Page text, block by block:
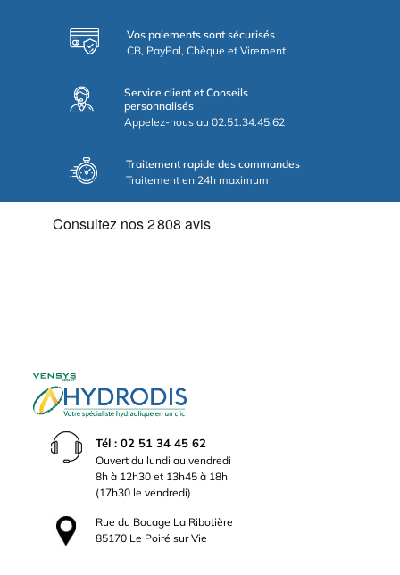
Vos paiements sont sécurisés
CB, PayPal, Chèque et Virement
Service client et Conseils
personnalisés
Appelez-nous au 02.51.34.45.62
Traitement rapide des commandes
Traitement en 24h maximum
Tél : 02 51 34 45 62
Ouvert du lundi au vendredi
8h à 12h30 et 13h45 à 18h
(17h30 le vendredi)
Rue du Bocage La Ribotière
85170 Le Poiré sur Vie